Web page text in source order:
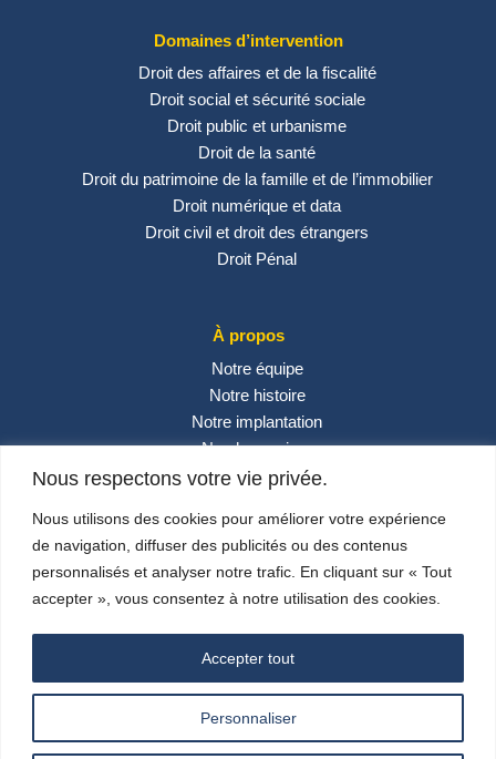
Nous respectons votre vie privée.
Nous utilisons des cookies pour améliorer votre expérience
de navigation, diffuser des publicités ou des contenus
personnalisés et analyser notre trafic. En cliquant sur « Tout
accepter », vous consentez à notre utilisation des cookies.
Personnaliser
Accepter tout
Domaines d’intervention
Droit des affaires et de la fiscalité
Droit social et sécurité sociale
Droit public et urbanisme
Droit de la santé
Droit du patrimoine de la famille et de l’immobilier
Droit numérique et data
Droit civil et droit des étrangers
Droit Pénal
À propos
Notre équipe
Notre histoire
Notre implantation
Nos honoraires
Contactez-nous
Réseaux sociaux
Carlini & Associés
SUNSAV–Mentions Légales–Politique de